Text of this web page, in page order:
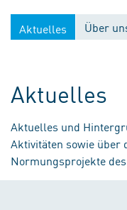
Aktuelles Über
Aktuelles
Aktuelles und
Aktivitäten sowie über
Normungsprojekte